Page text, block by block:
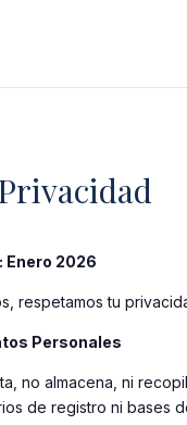
Enero 2026
respetamos tu
Personales
no almacena, ni
de registro ni bases